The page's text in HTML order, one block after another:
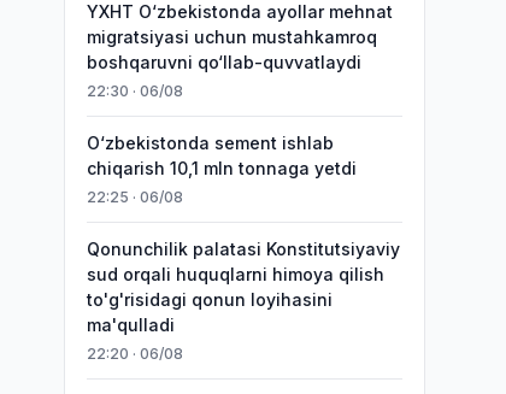
YXHT O‘zbekistonda ayollar mehnat
migratsiyasi uchun mustahkamroq
boshqaruvni qo‘llab-quvvatlaydi
22:30 · 06/08
O‘zbekistonda sement ishlab
chiqarish 10,1 mln tonnaga yetdi
22:25 · 06/08
Qonunchilik palatasi Konstitutsiyaviy
sud orqali huquqlarni himoya qilish
to'g'risidagi qonun loyihasini
ma'qulladi
22:20 · 06/08